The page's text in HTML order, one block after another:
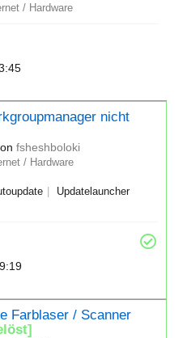
/ Hardware
nicht
fsheshboloki
/ Hardware
Updatelauncher
Farblaser / Scanner